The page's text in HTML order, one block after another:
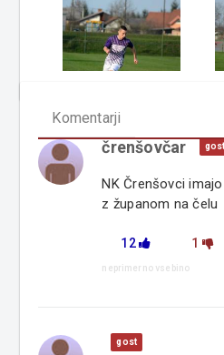
Komentarji
črenšovčar gost
NK Črenšovci
z županom na čelu
12 1
neprimerno vsebino
gost